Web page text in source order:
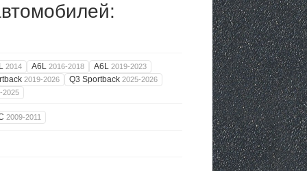
2014 A6L 2016-2018 A6L 2019-2023
2019-2026 Q3 Sportback 2025-2026
2025
2009-2011